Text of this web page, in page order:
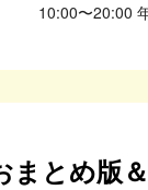
10:00〜20:00
とめ版